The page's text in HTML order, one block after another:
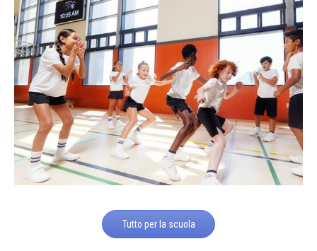
Tutto per la scuola